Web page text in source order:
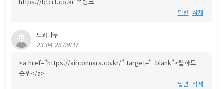
답변 삭제
모과나무
23-04-26 09:37
<a href="https://airconnara.co.kr/" target="_blank">웹하드
순위</a>
답변 삭제